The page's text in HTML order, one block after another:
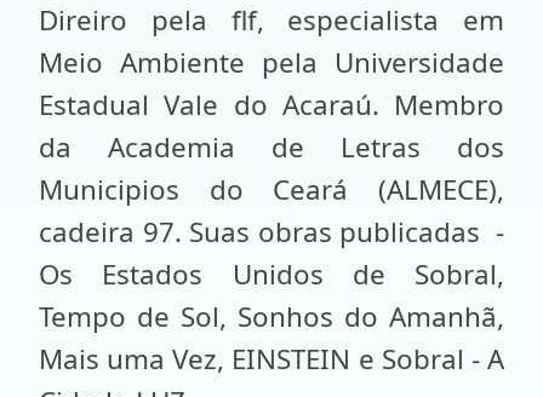
Direiro pela flf, especialista em
Meio Ambiente pela Universidade
Estadual Vale do Acaraú. Membro
da Academia de Letras dos
Municipios do Ceará (ALMECE),
cadeira 97. Suas obras publicadas -
Os Estados Unidos de Sobral,
Tempo de Sol, Sonhos do Amanhã,
Mais uma Vez, EINSTEIN e Sobral - A